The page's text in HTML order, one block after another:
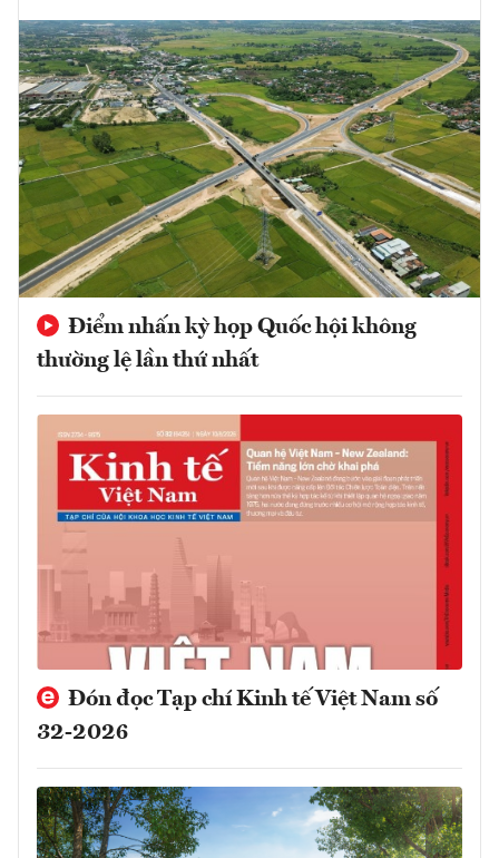
Điểm nhấn kỳ họp Quốc hội không
thường lệ lần thứ nhất
Đón đọc Tạp chí Kinh tế Việt Nam số
32-2026